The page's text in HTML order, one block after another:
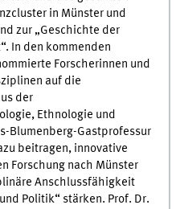
in Münster und
zur „Geschichte der
In den kommenden
Forscherinnen und
auf die
der
Ethnologie und
Blumenberg-Gastprofessur
beitragen, innovative
Forschung nach Münster
Anschlussfähigkeit
Politik“ stärken. Prof. Dr.